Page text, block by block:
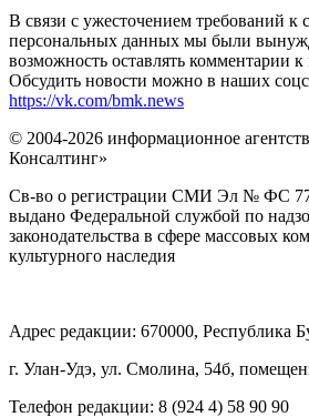
В связи с ужесточением требований к
персональных данных мы были
возможность оставлять комментарии к
Обсудить новости можно в наших
https://vk.com/bmk.news
© 2004-2026 информационное
Консалтинг»
Св-во о регистрации СМИ Эл № ФС 77-
выдано Федеральной службой по
законодательства в сфере массовых
культурного наследия
Адрес редакции: 670000, Республика
г. Улан-Удэ, ул. Смолина, 54б,
Телефон редакции: ‎‎8 (924 4) 58 90 90